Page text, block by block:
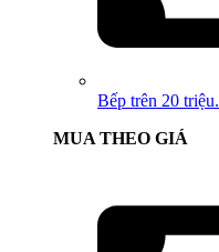
Bếp trên 20 triệu.
MUA THEO GIÁ